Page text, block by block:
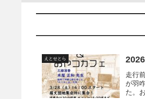
えとせとら
走行
が羽
た。